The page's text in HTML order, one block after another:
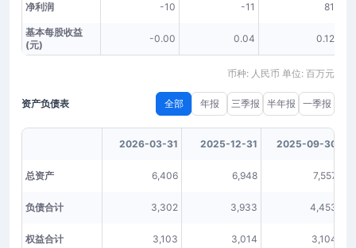
净利润 -10 -11 81
基本每股收益
(元)
-0.00 0.04 0.12
币种: 人民币 单位: 百万元
资产负债表 全部 年报 三季报 半年报 一季报
2026-03-31 2025-12-31 2025-09-30
总资产 6,406 6,948 7,557
负债合计 3,302 3,933 4,453
权益合计 3,103 3,014 3,104